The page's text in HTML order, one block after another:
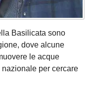
Basilicata sono
dove alcune
le acque
per cercare